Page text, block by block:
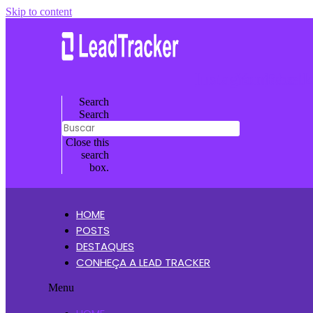
Skip to content
Search
Search
Close this
search
box.
HOME
POSTS
DESTAQUES
CONHEÇA A LEAD TRACKER
Menu